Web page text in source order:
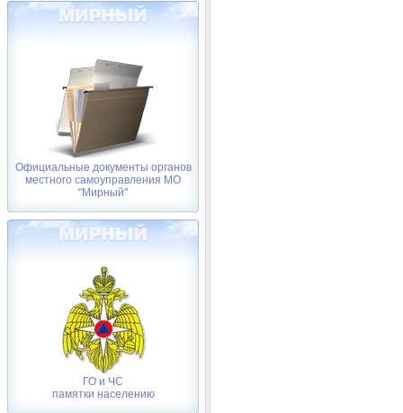
Официальные документы органов
местного самоуправления МО
"Мирный"
ГО и ЧС
памятки населению